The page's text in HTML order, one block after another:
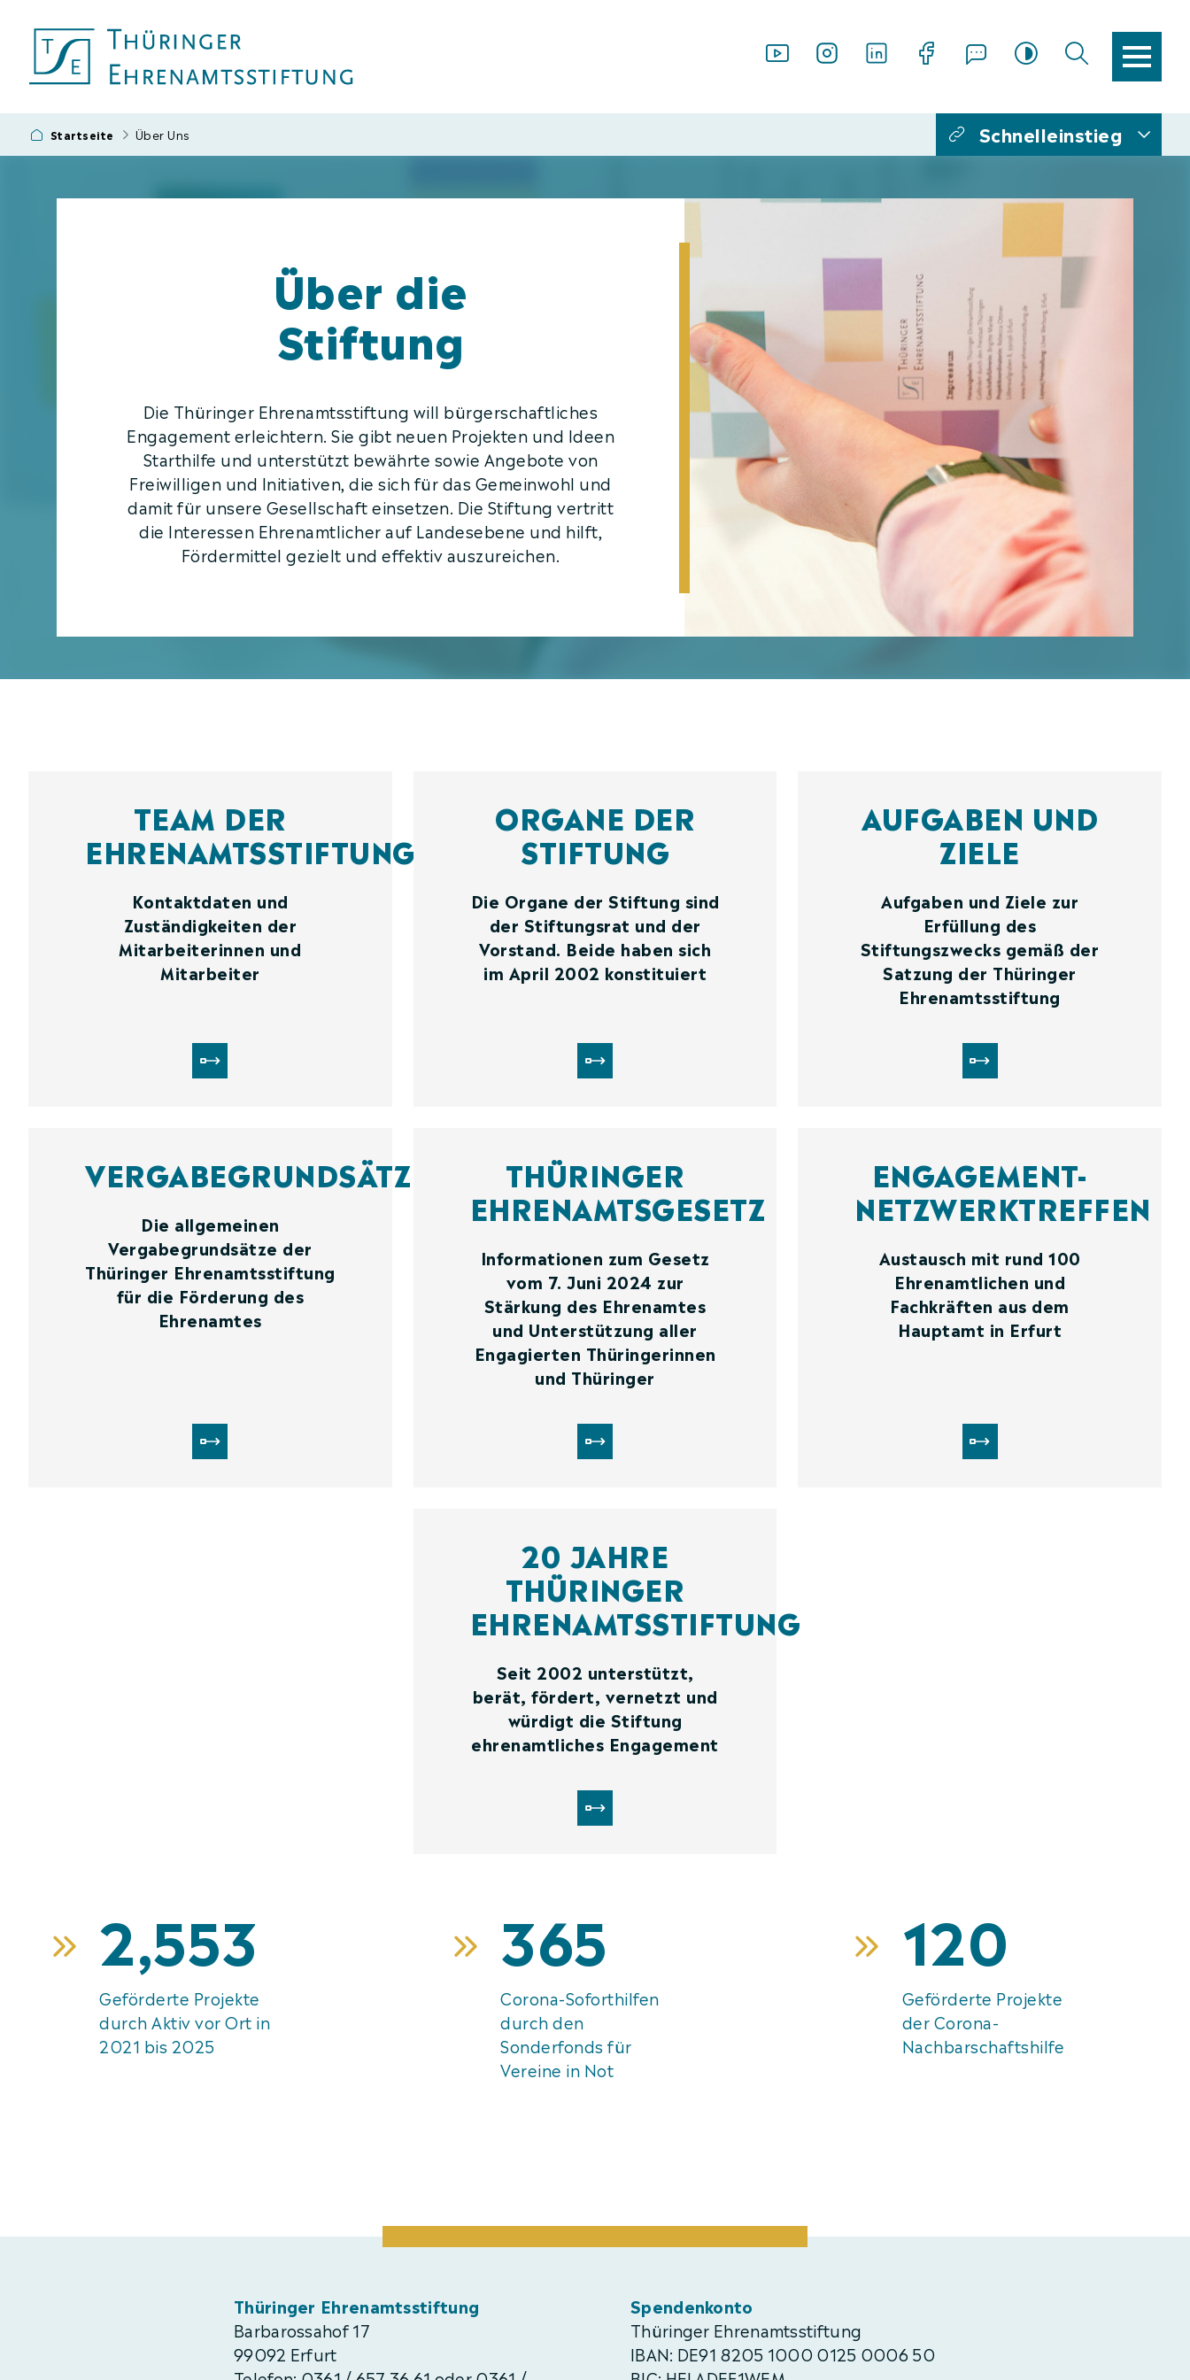
Startseite Über Uns Schnelleinstieg
Aufgaben und Ziele
Organe der Stiftung
Ansprech­partner
Über die
Stiftung
Die Thüringer Ehrenamtsstiftung will bürgerschaftliches
Engagement erleichtern. Sie gibt neuen Projekten und Ideen
Starthilfe und unterstützt bewährte sowie Angebote von
Freiwilligen und Initiativen, die sich für das Gemeinwohl und
damit für unsere Gesellschaft einsetzen. Die Stiftung vertritt
die Interessen Ehrenamtlicher auf Landesebene und hilft,
Fördermittel gezielt und effektiv auszureichen.
TEAM DER
EHRENAMTSSTIFTUNG
Kontaktdaten und
Zuständigkeiten der
Mitarbeiterinnen und
Mitarbeiter
ORGANE DER
STIFTUNG
Die Organe der Stiftung sind
der Stiftungsrat und der
Vorstand. Beide haben sich
im April 2002 konstituiert
AUFGABEN UND
ZIELE
Aufgaben und Ziele zur
Erfüllung des
Stiftungszwecks gemäß der
Satzung der Thüringer
Ehrenamtsstiftung
VERGABEGRUNDSÄTZE
Die allgemeinen
Vergabegrundsätze der
Thüringer Ehrenamtsstiftung
für die Förderung des
Ehrenamtes
THÜRINGER
EHRENAMTSGESETZ
Informationen zum Gesetz
vom 7. Juni 2024 zur
Stärkung des Ehrenamtes
und Unterstützung aller
Engagierten Thüringerinnen
und Thüringer
ENGAGEMENT-
NETZWERKTREFFEN
Austausch mit rund 100
Ehrenamtlichen und
Fachkräften aus dem
Hauptamt in Erfurt
20 JAHRE
THÜRINGER
EHRENAMTSSTIFTUNG
Seit 2002 unterstützt,
berät, fördert, vernetzt und
würdigt die Stiftung
ehrenamtliches Engagement
2,553
Geförderte Projekte
durch Aktiv vor Ort in
2021 bis 2025
365
Corona-Soforthilfen
durch den
Sonderfonds für
Vereine in Not
120
Geförderte Projekte
der Corona-
Nachbarschaftshilfe
Thüringer Ehrenamtsstiftung
Barbarossahof 17
99092 Erfurt
Spendenkonto
Thüringer Ehrenamtsstiftung
IBAN: DE91 8205 1000 0125 0006 50